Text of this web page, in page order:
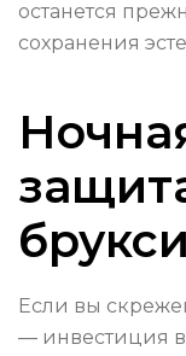
останется
сохранения
Если вы
— инвестиция в